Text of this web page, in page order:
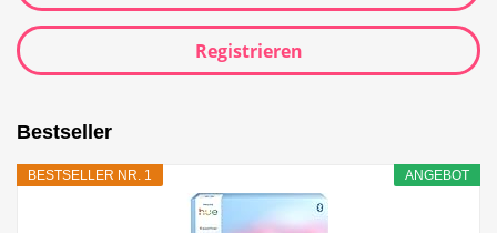
Registrieren
Bestseller
ANGEBOT
BESTSELLER NR. 1